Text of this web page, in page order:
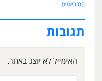
פסוריאזיס
תגובות
האימייל לא יוצג באתר.